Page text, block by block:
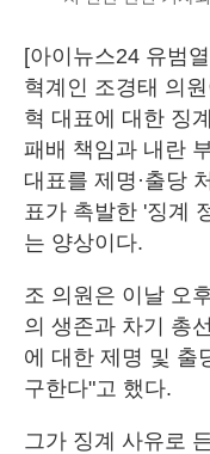
[아이뉴스24 유범
혁계인 조경태 의
혁 대표에 대한 징
패배 책임과 내란
대표를 제명·출당
표가 촉발한 '징계
는 양상이다.
조 의원은 이날 오
의 생존과 차기 총
에 대한 제명 및 출
구한다"고 했다.
그가 징계 사유로